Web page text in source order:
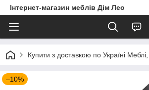
Інтернет-магазин меблів Дім Лео
Купити з доставкою по Україні
–10%